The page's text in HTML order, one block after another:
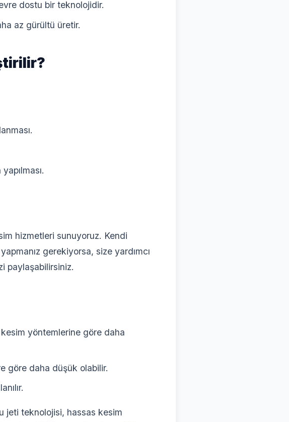
dostu bir teknolojidir.
az gürültü üretir.
hizmetleri sunuyoruz. Kendi
gerekiyorsa, size yardımcı
paylaşabilirsiniz.
yöntemlerine göre daha
göre daha düşük olabilir.
jeti teknolojisi, hassas kesim